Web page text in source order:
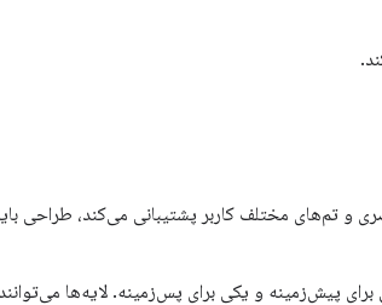
و تم‌های مختلف کاربر پشتیبانی می‌کند، طراحی باید
پیش‌زمینه و یکی برای پس‌زمینه. لایه‌ها می‌توانند